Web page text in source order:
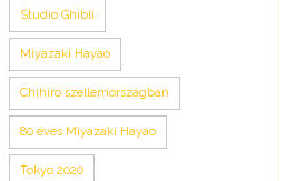
Studio Ghibli
Miyazaki Hayao
Chihiro szellemországban
80 éves Miyazaki Hayao
Tokyo 2020